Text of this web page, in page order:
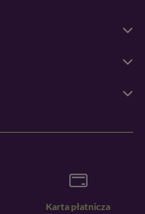
Karta płatnicza